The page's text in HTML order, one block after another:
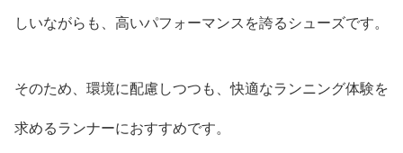
しいながらも、高いパフォーマンスを誇るシューズです。
そのため、環境に配慮しつつも、快適なランニング体験を
求めるランナーにおすすめです。